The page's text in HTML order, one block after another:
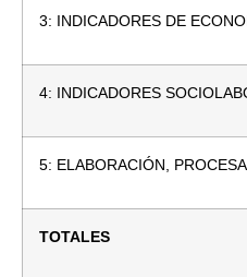
3: INDICADORES DE
4: INDICADORES
5: ELABORACIÓN,
TOTALES